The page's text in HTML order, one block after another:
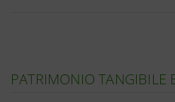
PATRIMONIO TANGIBILE